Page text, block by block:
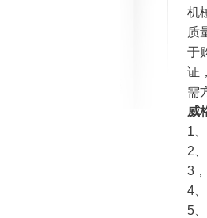
机
质
于
证
需
威
1
2
3
4
5